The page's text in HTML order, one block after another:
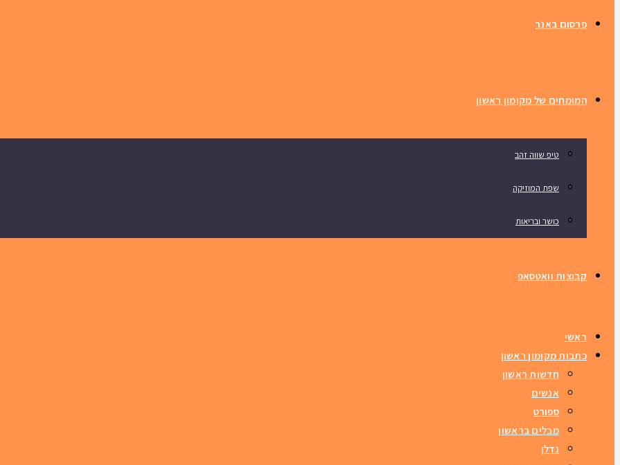
פרסום באנר
המומחים של מקומון ראשון
טיפ שווה זהב
שפת המוזיקה
כושר ובריאות
קבוצות וואטסאפ
ראשי
כתבות מקומון ראשון
חדשות ראשון
אנשים
ספורט
מבלים בראשון
נדלן